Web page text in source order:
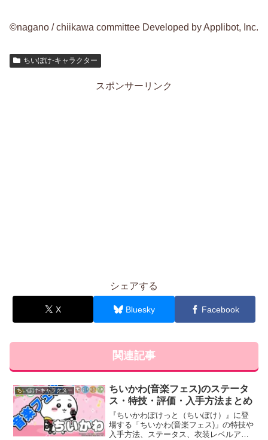
©nagano / chiikawa committee Developed by Applibot, Inc.
ちいぽけ-キャラクター
スポンサーリンク
シェアする
X Bluesky Facebook
関連記事
ちいぽけ-キャラクター
ちいかわ(音楽フェス)のステータ
ス・特技・評価・入手方法まとめ
『ちいかわぽけっと（ちいぽけ）』に登
場する「ちいかわ(音楽フェス)」の特技や
入手方法、ステータス、衣装レベルアッ